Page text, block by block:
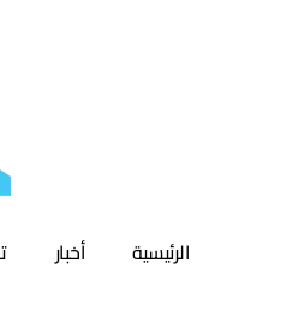
الرئيسية أخبار